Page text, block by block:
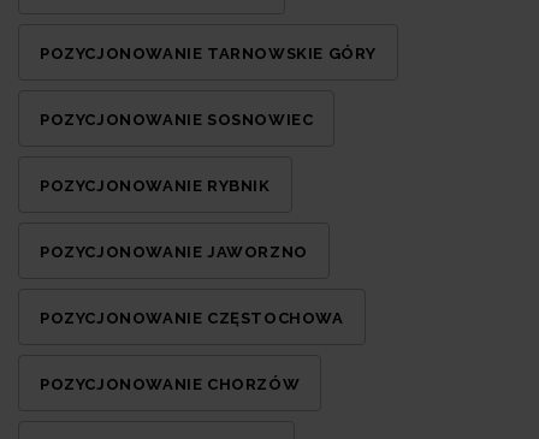
POZYCJONOWANIE TARNOWSKIE GÓRY
POZYCJONOWANIE SOSNOWIEC
POZYCJONOWANIE RYBNIK
POZYCJONOWANIE JAWORZNO
POZYCJONOWANIE CZĘSTOCHOWA
POZYCJONOWANIE CHORZÓW